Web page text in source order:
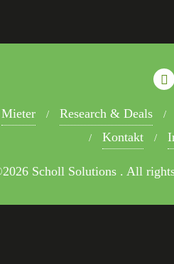
Mieter Research & Deals
Kontakt
Scholl Solutions . All